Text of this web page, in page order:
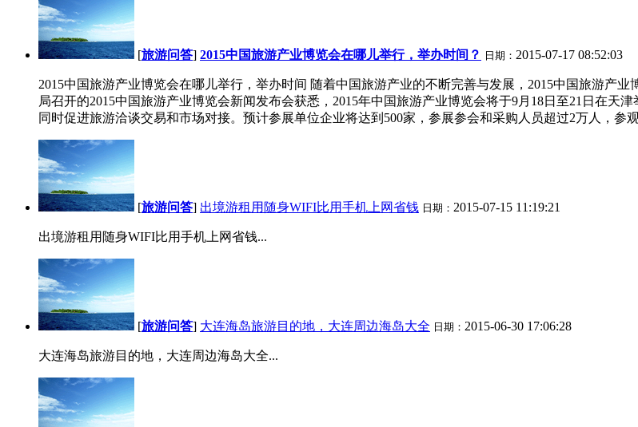
[旅游问答] 2015中国旅游产业博览会在哪儿举行，举办时间？ 日期： 2015-07-17 08:52:03
2015中国旅游产业博览会在哪儿举行，举办时间 随着中国旅游产业的不断完善与发展，2015中国旅游产
局召开的2015中国旅游产业博览会新闻发布会获悉，2015年中国旅游产业博览会将于9月18日至21日在天
同时促进旅游洽谈交易和市场对接。预计参展单位企业将达到500家，参展参会和采购人员超过2万人，参
[旅游问答] 出境游租用随身WIFI比用手机上网省钱 日期： 2015-07-15 11:19:21
出境游租用随身WIFI比用手机上网省钱...
[旅游问答] 大连海岛旅游目的地，大连周边海岛大全 日期： 2015-06-30 17:06:28
大连海岛旅游目的地，大连周边海岛大全...